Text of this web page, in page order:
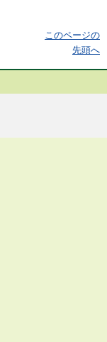
このページの
先頭へ